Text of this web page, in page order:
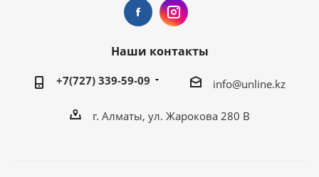
Наши контакты
+7(727) 339-59-09 info@unline.kz
г. Алматы, ул. Жарокова 280 В